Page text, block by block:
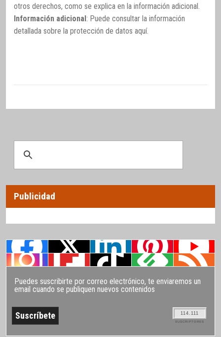
otros derechos, como se explica en la información adicional.
Información adicional: Puede consultar la información
detallada sobre la protección de datos aquí.
Publicidad
Puedes suscribirte por correo electrónico, te enviaremos un
email cuando se publiquen nuevos contenidos
114.111
SUSCRIPTORES